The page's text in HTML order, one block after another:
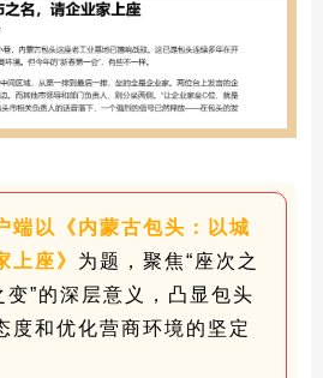
端以《内蒙古包头：以城
上座》 为题，聚焦“座次之
变”的深层意义，凸显包头
度和优化营商环境的坚定